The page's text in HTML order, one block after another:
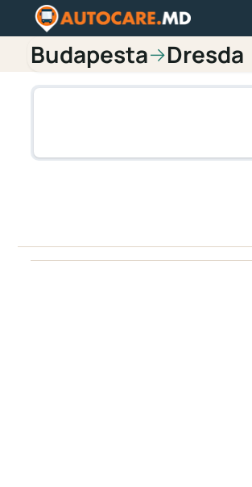
Budapesta→Dresda